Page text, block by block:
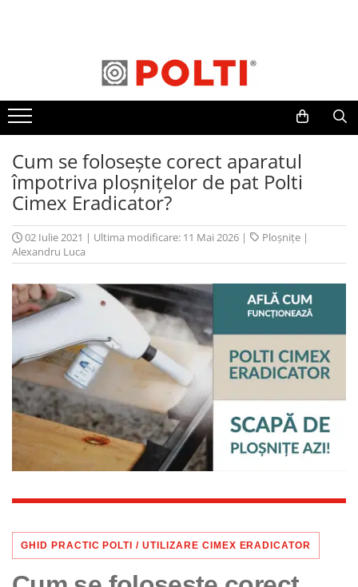
Aparate Medicale
Aspiratoare profesionale
Aspiratoare cu abur
Aspiratoare cu spălare
Aspiratoare verticale
Aspiratoare fara sac
Aspiratoare cu apa
Aspirator profesional
Masa | Statie de calcat
Aparate de calcat vertical
Mese de calcat profesionale
Statii de calcat cu boiler
Statii de calcat cu pompa
Fiare de calcat cu abur
Statii de calcat profesionale
Cafea și espressoare
Cafea boabe
Cum se folosește corect aparatul
împotriva ploșnițelor de pat Polti
Cimex Eradicator?
02 Iulie 2021 | Ultima modificare: 11 Mai 2026 | Ploșnițe |
Alexandru Luca
GHID PRACTIC POLTI / UTILIZARE CIMEX ERADICATOR